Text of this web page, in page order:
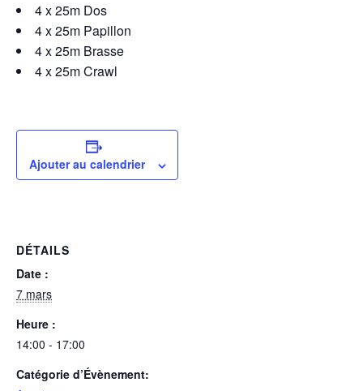
4 x 25m Dos
4 x 25m Papillon
4 x 25m Brasse
4 x 25m Crawl
Ajouter au calendrier
DÉTAILS
Date :
7 mars
Heure :
14:00 - 17:00
Catégorie d’Évènement: